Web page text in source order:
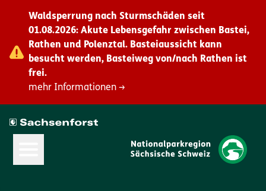
Waldsperrung nach Sturmschäden seit
01.08.2026: Akute Lebensgefahr zwischen Bastei,
Rathen und Polenztal. Basteiaussicht kann
besucht werden, Basteiweg von/nach Rathen ist
frei.
mehr Informationen →